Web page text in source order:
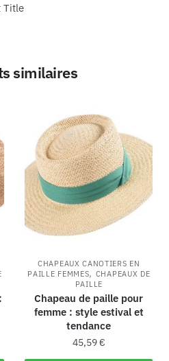
Title
similaires
CHAPEAUX CANOTIERS EN
PAILLE FEMMES, CHAPEAUX DE
PAILLE
Chapeau de paille pour
femme : style estival et
tendance
45,59€